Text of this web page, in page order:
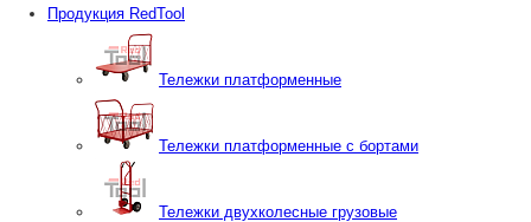
Продукция RedTool
Тележки платформенные
Тележки платформенные с бортами
Тележки двухколесные грузовые